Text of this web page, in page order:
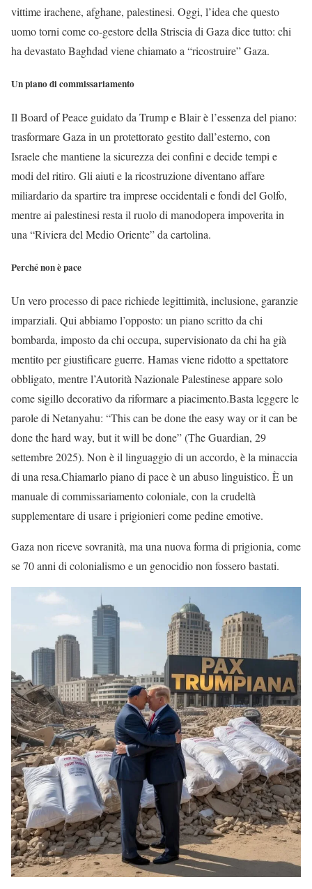
vittime irachene, afghane, palestinesi. Oggi, l’idea che questo
uomo torni come co-gestore della Striscia di Gaza dice tutto: chi
ha devastato Baghdad viene chiamato a “ricostruire” Gaza.
Un piano di commissariamento
Il Board of Peace guidato da Trump e Blair è l’essenza del piano:
trasformare Gaza in un protettorato gestito dall’esterno, con
Israele che mantiene la sicurezza dei confini e decide tempi e
modi del ritiro. Gli aiuti e la ricostruzione diventano affare
miliardario da spartire tra imprese occidentali e fondi del Golfo,
mentre ai palestinesi resta il ruolo di manodopera impoverita in
una “Riviera del Medio Oriente” da cartolina.
Perché non è pace
Un vero processo di pace richiede legittimità, inclusione, garanzie
imparziali. Qui abbiamo l’opposto: un piano scritto da chi
bombarda, imposto da chi occupa, supervisionato da chi ha già
mentito per giustificare guerre. Hamas viene ridotto a spettatore
obbligato, mentre l’Autorità Nazionale Palestinese appare solo
come sigillo decorativo da riformare a piacimento.Basta leggere le
parole di Netanyahu: “This can be done the easy way or it can be
done the hard way, but it will be done” (The Guardian, 29
settembre 2025). Non è il linguaggio di un accordo, è la minaccia
di una resa.Chiamarlo piano di pace è un abuso linguistico. È un
manuale di commissariamento coloniale, con la crudeltà
supplementare di usare i prigionieri come pedine emotive.
Gaza non riceve sovranità, ma una nuova forma di prigionia, come
se 70 anni di colonialismo e un genocidio non fossero bastati.